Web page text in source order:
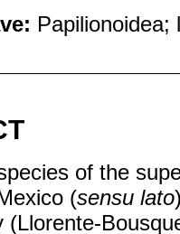
Papilionoidea;
of the
(sensu lato
(Llorente-